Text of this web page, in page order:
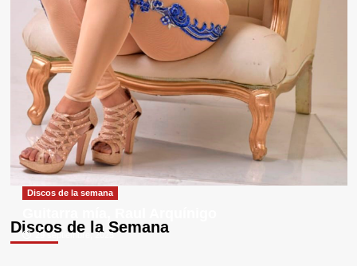
Discos de la Semana
Discos de la semana
29 septiembre, 2025